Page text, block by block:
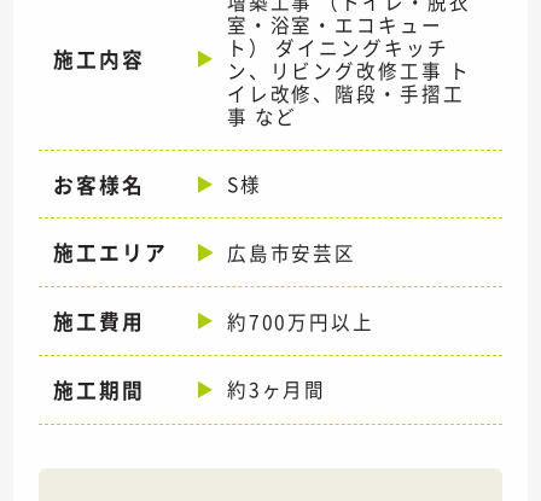
施工内容
室・浴室・エコキュー
ト） ダイニングキッチ
ン、リビング改修工事 ト
イレ改修、階段・手摺工
事 など
お客様名 S様
施工エリア 広島市安芸区
施工費用 約700万円以上
施工期間 約3ヶ月間